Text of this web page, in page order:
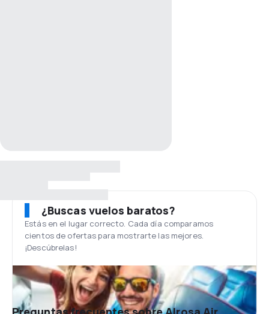
¿Buscas vuelos baratos?
Estás en el lugar correcto. Cada día comparamos
cientos de ofertas para mostrarte las mejores.
¡Descúbrelas!